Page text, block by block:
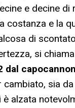
e decine di
costanza e la
di
si
dal
sia
alzata